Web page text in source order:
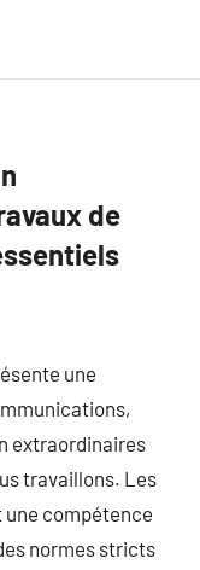
de
une
extraordinaires
travaillons. Les
compétence
normes stricts